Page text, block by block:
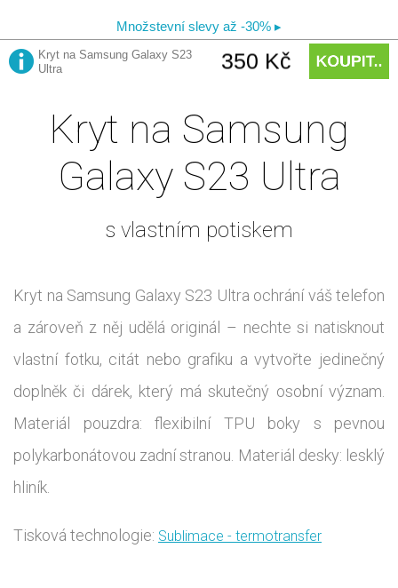
Kryt na Samsung
Galaxy S23 Ultra
s vlastním potiskem
Kryt na Samsung Galaxy S23 Ultra ochrání váš telefon
a zároveň z něj udělá originál – nechte si natisknout
vlastní fotku, citát nebo grafiku a vytvořte jedinečný
doplněk či dárek, který má skutečný osobní význam.
Materiál pouzdra: flexibilní TPU boky s pevnou
polykarbonátovou zadní stranou. Materiál desky: lesklý
hliník.
Tisková technologie: Sublimace - termotransfer